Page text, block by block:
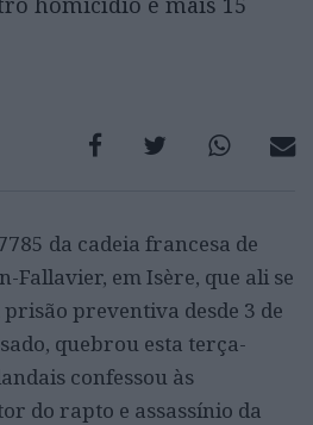
da cadeia francesa de
Fallavier, em Isère, que ali se
preventiva desde 3 de
quebrou esta terça-
confessou às
do rapto e assassínio da